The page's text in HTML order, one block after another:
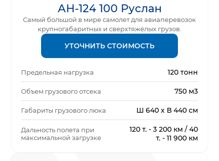
АН-124 100 Руслан
Самый большой в мире самолет для авиаперевозок
крупногабаритных и сверхтяжёлых грузов.
УТОЧНИТЬ СТОИМОСТЬ
Предельная нагрузка 120 тонн
Объем грузового отсека 750 м3
Габариты грузового люка Ш 640 х В 440 см
Дальность полета при
максимальной загрузке
120 т. - 3 200 км / 40
т. - 11 900 км